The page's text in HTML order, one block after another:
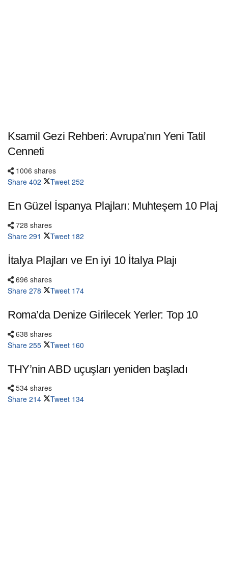
Ksamil Gezi Rehberi: Avrupa’nın Yeni Tatil
Cenneti
1006 shares
Share 402 Tweet 252
En Güzel İspanya Plajları: Muhteşem 10 Plaj
728 shares
Share 291 Tweet 182
İtalya Plajları ve En iyi 10 İtalya Plajı
696 shares
Share 278 Tweet 174
Roma’da Denize Girilecek Yerler: Top 10
638 shares
Share 255 Tweet 160
THY’nin ABD uçuşları yeniden başladı
534 shares
Share 214 Tweet 134